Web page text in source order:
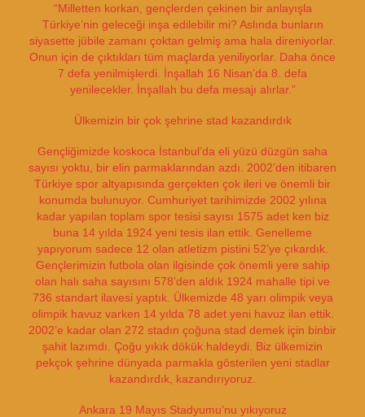
“Milletten korkan, gençlerden çekinen bir anlayışla
Türkiye’nin geleceği inşa edilebilir mi? Aslında bunların
siyasette jübile zamanı çoktan gelmiş ama hala direniyorlar.
Onun için de çıktıkları tüm maçlarda yeniliyorlar. Daha önce
7 defa yenilmişlerdi. İnşallah 16 Nisan’da 8. defa
yenilecekler. İnşallah bu defa mesajı alırlar.”
Ülkemizin bir çok şehrine stad kazandırdık
Gençliğimizde koskoca İstanbul’da eli yüzü düzgün saha
sayısı yoktu, bir elin parmaklarından azdı. 2002’den itibaren
Türkiye spor altyapısında gerçekten çok ileri ve önemli bir
konumda bulunuyor. Cumhuriyet tarihimizde 2002 yılına
kadar yapılan toplam spor tesisi sayısı 1575 adet ken biz
buna 14 yılda 1924 yeni tesis ilan ettik. Genelleme
yapıyorum sadece 12 olan atletizm pistini 52’ye çıkardık.
Gençlerimizin futbola olan ilgisinde çok önemli yere sahip
olan halı saha sayısını 578’den aldık 1924 mahalle tipi ve
736 standart ilavesi yaptık. Ülkemizde 48 yarı olimpik veya
olimpik havuz varken 14 yılda 78 adet yeni havuz ilan ettik.
2002’e kadar olan 272 stadın çoğuna stad demek için binbir
şahit lazımdı. Çoğu yıkık dökük haldeydi. Biz ülkemizin
pekçok şehrine dünyada parmakla gösterilen yeni stadlar
kazandırdık, kazandırıyoruz.
Ankara 19 Mayıs Stadyumu’nu yıkıyoruz